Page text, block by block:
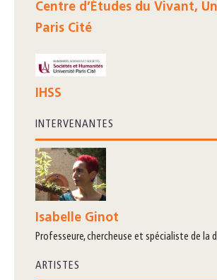
Centre d’Études du Vivant,
Paris Cité
IHSS
INTERVENANTES
Isabelle Ginot
professeure, chercheuse et spécialiste de la
ARTISTES